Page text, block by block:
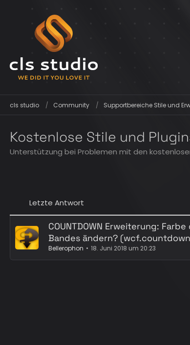
cls studio Community Supportbereiche Stile und
Kostenlose Stile und
Unterstützung bei Problemen mit den
Letzte Antwort
COUNTDOWN Erweiterung:
Bandes ändern?
Bellerophon 18. Juni 2018 um 20:23